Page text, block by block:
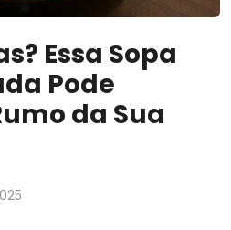
Essa Sopa
Pode
da Sua